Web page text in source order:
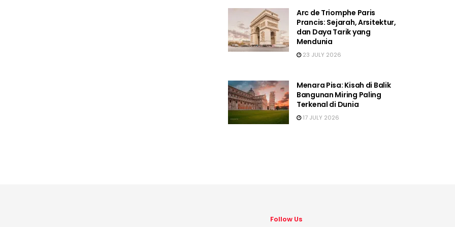
Arc de Triomphe Paris
Prancis: Sejarah, Arsitektur,
dan Daya Tarik yang
Mendunia
23 JULY 2026
Menara Pisa: Kisah di Balik
Bangunan Miring Paling
Terkenal di Dunia
17 JULY 2026
Follow Us